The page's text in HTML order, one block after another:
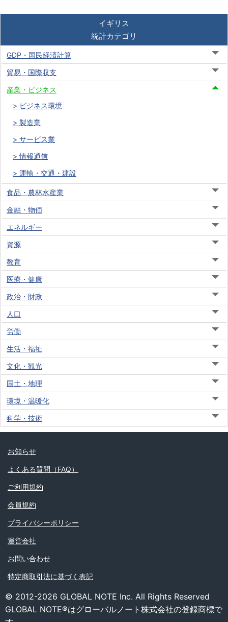
イギリス
統計カテゴリ
GDP・国民経済計算
貿易・国際収支
産業・ビジネス
ビジネス環境
製造業
サービス業
情報通信
運輸・交通・建設
食品・農林水産業
金融・物価
エネルギー
資源
教育
医療・健康
政治・財政
人口
労働
生活・福祉
文化・観光
国土・地理
環境・温暖化
科学・技術
お知らせ
よくある質問（FAQ）
ご利用規約
会員規約
プライバシーポリシー
運営会社
お問い合わせ
特定商取引法に基づく表記
© 2012-2026 GLOBAL NOTE Inc. All Rights Reserved
GLOBAL NOTE®はグローバルノート株式会社の登録商標で